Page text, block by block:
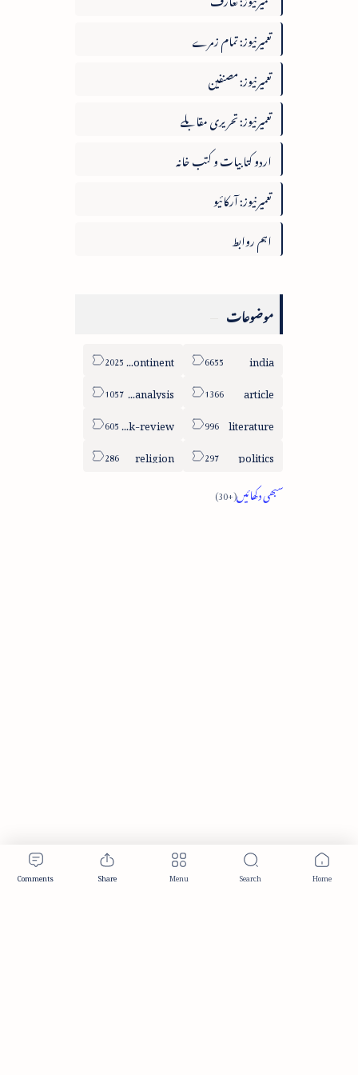
تعمیرنیوز: تمام زمرے
تعمیرنیوز: مصنفین
تعمیرنیوز: تحریری مقابلے
اردو کتابیات و کتب خانہ
تعمیرنیوز: آرکائیو
اہم روابط
موضوعات
india
sub-continent
article
column-analysis
literature
book-review
politics
religion